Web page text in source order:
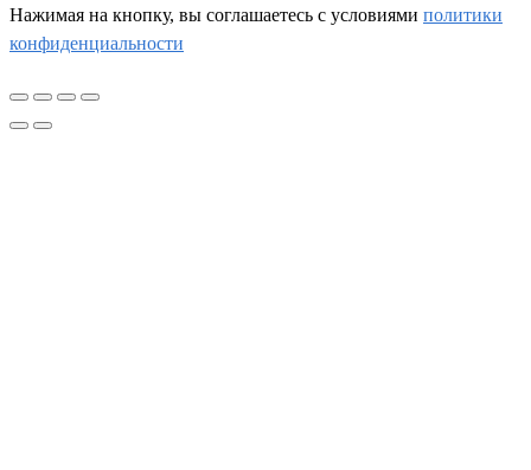
Нажимая на кнопку, вы соглашаетесь c условиями политики
конфиденциальности